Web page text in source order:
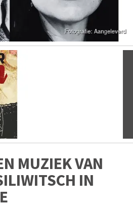
MUZIEK VAN
IN